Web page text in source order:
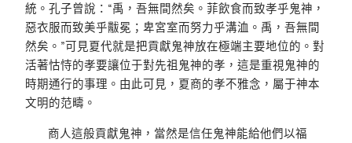
統。孔子曾說：“禹，吾無間然矣。菲飲食而致孝乎鬼神，
惡衣服而致美乎黻冕；卑宮室而努力乎溝洫。禹，吾無間
然矣。”可見夏代就是把貢獻鬼神放在極端主要地位的。對
活著怙恃的孝要讓位于對先祖鬼神的孝，這是重視鬼神的
時期通行的事理。由此可見，夏商的孝不雅念，屬于神本
文明的范疇。
商人這般貢獻鬼神，當然是信任鬼神能給他們以福